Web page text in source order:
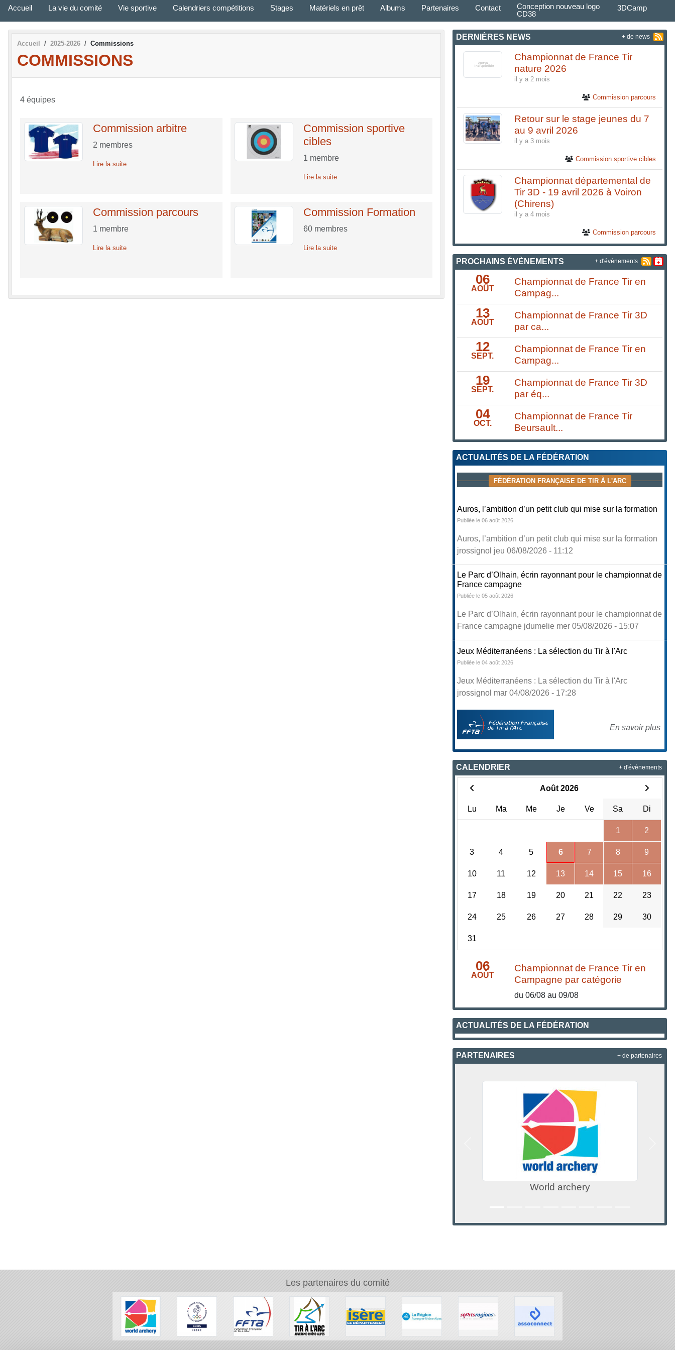
Accueil La vie du comité Vie sportive Calendriers compétitions Stages Matériels en prêt Albums Partenaires Contact
Conception nouveau logo
CD38
3DCamp
Accueil 2025-2026 Commissions
COMMISSIONS
4 équipes
Commission arbitre
2 membres
Lire la suite
Commission sportive
cibles
1 membre
Lire la suite
Commission parcours
1 membre
Lire la suite
Commission Formation
60membres
Lire la suite
DERNIÈRES NEWS
Championnat de France Tir
nature 2026
il y a 2 mois
Commission parcours
Retour sur le stage jeunes du 7
au 9 avril 2026
il y a 3 mois
Commission sportive cibles
Championnat départemental de
Tir 3D - 19 avril 2026 à Voiron
(Chirens)
il y a 4 mois
Commission parcours
+ de news
PROCHAINS ÉVÈNEMENTS
06
AOÛT
Championnat de France Tir en
Campag...
13
AOÛT
Championnat de France Tir 3D
par ca...
12
SEPT.
Championnat de France Tir en
Campag...
19
SEPT.
Championnat de France Tir 3D
par éq...
04
OCT.
Championnat de France Tir
Beursault...
+ d'évènements
ACTUALITÉS DE LA FÉDÉRATION
FÉDÉRATION FRANÇAISE DE TIR À L'ARC
Auros, l’ambition d’un petit club qui mise sur la formation
Publiée le 06 août 2026
Auros, l’ambition d’un petit club qui mise sur la formation
jrossignol jeu 06/08/2026 - 11:12
Le Parc d’Olhain, écrin rayonnant pour le championnat de
France campagne
Publiée le 05 août 2026
Le Parc d’Olhain, écrin rayonnant pour le championnat de
France campagne jdumelie mer 05/08/2026 - 15:07
Jeux Méditerranéens : La sélection du Tir à l'Arc
Publiée le 04 août 2026
Jeux Méditerranéens : La sélection du Tir à l'Arc
jrossignol mar 04/08/2026 - 17:28
En savoir plus
CALENDRIER
Août 2026
Lu Ma Me Je Ve Sa Di
1 2
3 4 5 6 7 8 9
10 11 12 13 14 15 16
17 18 19 20 21 22 23
24 25 26 27 28 29 30
31
06
AOÛT
Championnat de France Tir en
Campagne par catégorie
du 06/08 au 09/08
+ d'évènements
ACTUALITÉS DE LA FÉDÉRATION
PARTENAIRES + de partenaires
Les partenaires du comité